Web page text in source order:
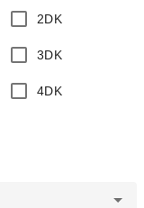
2DK
3DK
4DK